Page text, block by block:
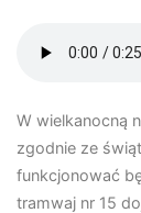
W wielkanocną
zgodnie ze
funkcjonować
tramwaj nr 15